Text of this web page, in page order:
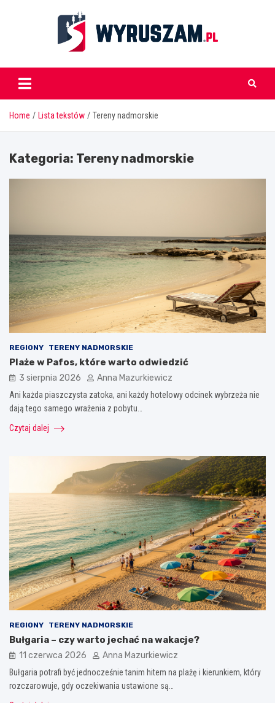
wyruszam.pl
Home Lista tekstów Tereny nadmorskie
Kategoria: Tereny nadmorskie
REGIONY TERENY NADMORSKIE
Plaże w Pafos, które warto odwiedzić
3 sierpnia 2026 Anna Mazurkiewicz
Ani każda piaszczysta zatoka, ani każdy hotelowy odcinek wybrzeża nie
dają tego samego wrażenia z pobytu…
Czytaj dalej
REGIONY TERENY NADMORSKIE
Bułgaria – czy warto jechać na wakacje?
11 czerwca 2026 Anna Mazurkiewicz
Bułgaria potrafi być jednocześnie tanim hitem na plażę i kierunkiem, który
rozczarowuje, gdy oczekiwania ustawione są…